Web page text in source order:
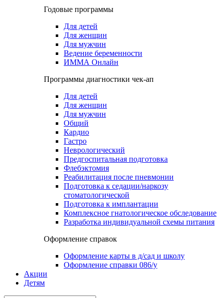
Годовые программы
Для детей
Для женщин
Для мужчин
Ведение беременности
ИММА Онлайн
Программы диагностики чек-ап
Для детей
Для женщин
Для мужчин
Общий
Кардио
Гастро
Неврологический
Предгоспитальная подготовка
Флебэктомия
Реабилитация после пневмонии
Подготовка к седации/наркозу
стоматологической
Подготовка к имплантации
Комплексное гнатологическое обследование
Разработка индивидуальной схемы питания
Оформление справок
Оформление карты в д/сад и школу
Оформление справки 086/у
Акции
Детям